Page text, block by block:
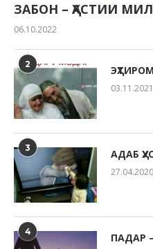
ЗАБОН – ҲАСТИИ
06.10.2022
2
03.11.2021
3 АДАБ
27.04.2020
4 ПАДАР